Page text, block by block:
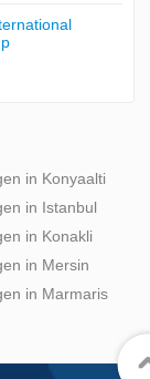
in Konyaalti
in Istanbul
in Konakli
in Mersin
in Marmaris